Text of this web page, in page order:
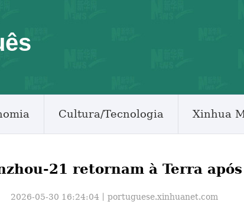
Cultura/Tecnologia Xinhua
21 retornam à Terra
2026-05-30 16:24:04丨 portuguese.xinhuanet.com